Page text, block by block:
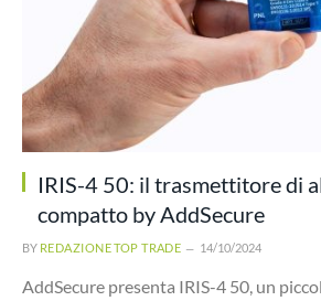
IRIS-4 50: il trasmettitore di
compatto by AddSecure
BY REDAZIONE TOP TRADE 14/10/2024
AddSecure presenta IRIS-4 50, un